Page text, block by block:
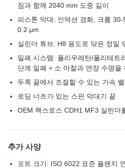
짐과 함께 2040 mm 도중 길이
피스톤 막대: 인덕션 경화, 크롬
0.2 μm
실린더 튜브: H8 용도로 닦은 정밀
밀폐 시스템: 폴리우레탄/폴리테트
단계 밀폐 + 소 마찰과 연장 수명을
두쪽 끝에서 조절할 수 있는 가속
로딩 너츠가 있는 스핀 막대기 끝
OEM 렉스로스 CDH1 MF3 실린더
추가 사양
포트 크기: ISO 6022 표준 플랜지